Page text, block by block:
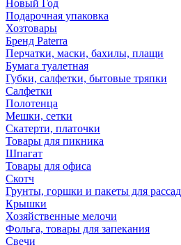
Новый Год
Подарочная упаковка
Хозтовары
Бренд Paterra
Перчатки, маски, бахилы, плащи
Бумага туалетная
Губки, салфетки, бытовые тряпки
Салфетки
Полотенца
Мешки, сетки
Скатерти, платочки
Товары для пикника
Шпагат
Товары для офиса
Скотч
Грунты, горшки и пакеты для
Крышки
Хозяйственные мелочи
Фольга, товары для запекания
Свечи